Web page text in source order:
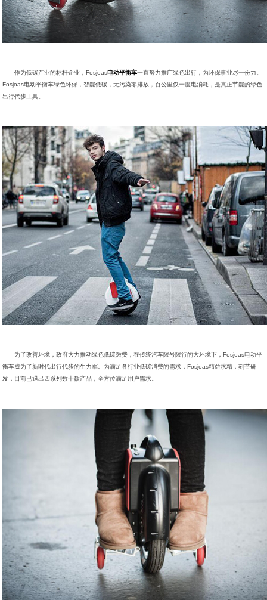
作为低碳产业的标杆企业，Fosjoas电动平衡车一直努力推广绿色出行，为环保事业尽一份力。
Fosjoas电动平衡车绿色环保，智能低碳，无污染零排放，百公里仅一度电消耗，是真正节能的绿色
出行代步工具。
为了改善环境，政府大力推动绿色低碳缴费，在传统汽车限号限行的大环境下，Fosjoas电动平
衡车成为了新时代出行代步的生力军。为满足各行业低碳消费的需求，Fosjoas精益求精，刻苦研
发，目前已退出四系列数十款产品，全方位满足用户需求。